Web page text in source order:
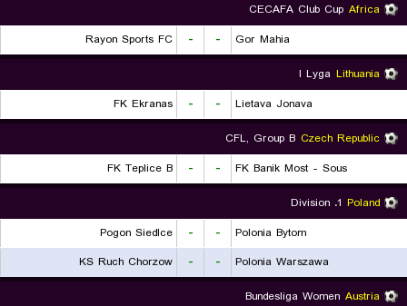
Africa
CECAFA Club Cup
Gor Mahia
-
-
Rayon Sports FC
Lithuania
I Lyga
Lietava Jonava
-
-
FK Ekranas
Czech Republic
CFL, Group B
FK Banik Most - Sous
-
-
FK Teplice B
Poland
1. Division
Polonia Bytom
-
-
Pogon Siedlce
Polonia Warszawa
-
-
KS Ruch Chorzow
Austria
Bundesliga Women